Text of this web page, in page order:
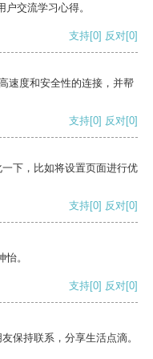
交流学习心得。
支持[0] 反对[0]
速度和安全性的连接，并帮
支持[0] 反对[0]
下，比如将设置页面进行优
支持[0] 反对[0]
。
支持[0] 反对[0]
保持联系，分享生活点滴。